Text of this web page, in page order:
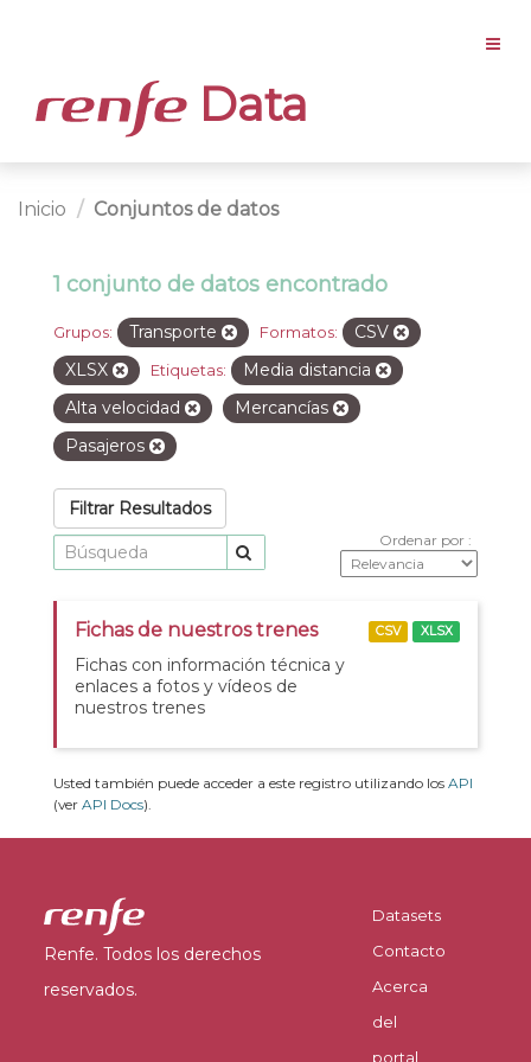
Data
Inicio Conjuntos de datos
1 conjunto de datos encontrado
Grupos: Transporte Formatos:
CSV
XLSX
Etiquetas:
Media distancia
Alta velocidad
Mercancías
Pasajeros
Filtrar Resultados
Ordenar por
Fichas de nuestros trenes
Fichas con información técnica y
enlaces a fotos y vídeos de
nuestros trenes
CSV XLSX
Usted también puede acceder a este registro utilizando los API
(ver API Docs).
Renfe. Todos los derechos
reservados.
Datasets
Contacto
Acerca
del
portal